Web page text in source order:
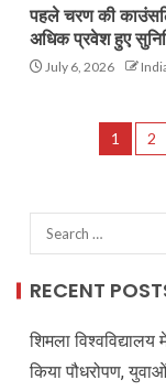
पहले चरण की
अधिक प्रवेश हुए
July 6, 2026
1 2
RECENT
शिमला
किया पौधरोपण,